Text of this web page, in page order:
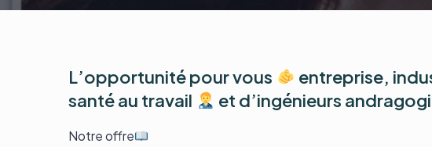
L’opportunité pour vous
entreprise,
santé au travail
et d’ingénieurs
Notre offre